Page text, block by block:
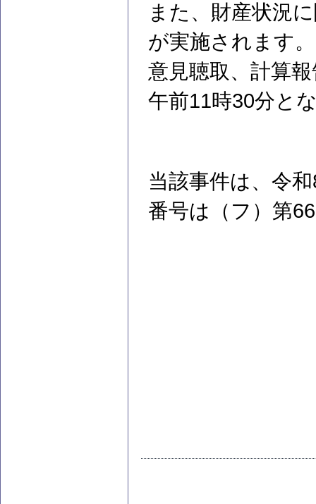
また、財産状況
が実施されます
意見聴取、計算
午前11時30分と
当該事件は、令
番号は（フ）第